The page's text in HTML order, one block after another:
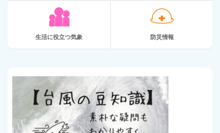
生活に役立つ気象 防災情報